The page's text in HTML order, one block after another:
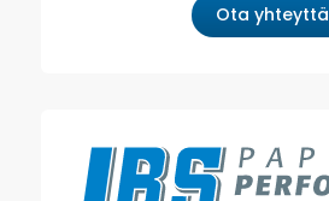
Ota yhteyttä